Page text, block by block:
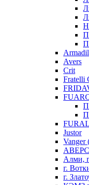
Avers
Crit
Fratelli
FURAL
Justor
Vanger
Алми,
г.
г.